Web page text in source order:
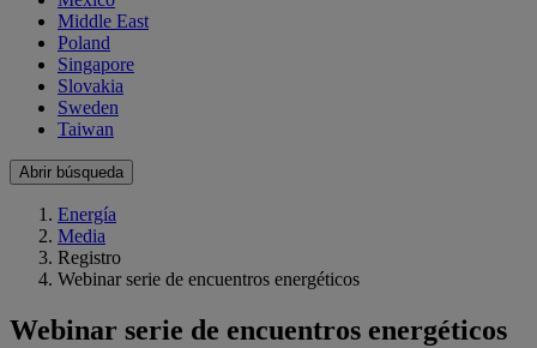
Middle East
Poland
Singapore
Slovakia
Sweden
Taiwan
Abrir búsqueda
Energía
Media
Registro
Webinar serie de encuentros energéticos
Webinar serie de encuentros energéticos